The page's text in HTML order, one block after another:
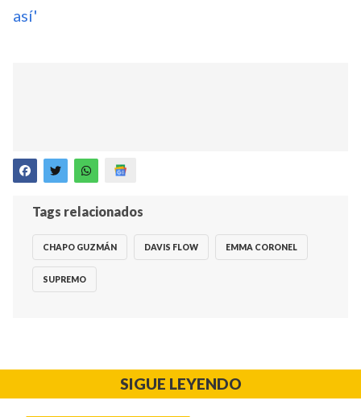
así'
Tags relacionados
CHAPO GUZMÁN DAVIS FLOW EMMA CORONEL
SUPREMO
SIGUE LEYENDO